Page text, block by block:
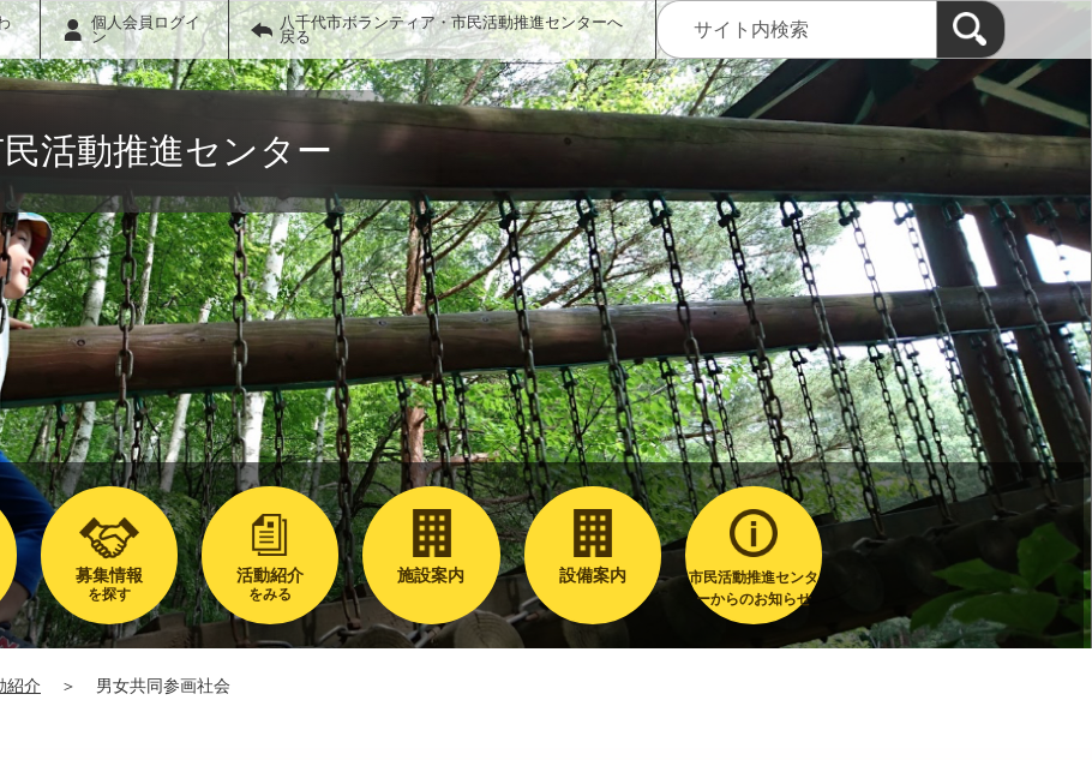
個人会員ログイ
ン
八千代市ボランティア・市民活動推進センターへ
戻る
活動推進センター
募集情報
を探す
活動紹介
をみる
施設案内 設備案内
市民活動推進センタ
ーからのお知らせ
紹介 ＞ 男女共同参画社会